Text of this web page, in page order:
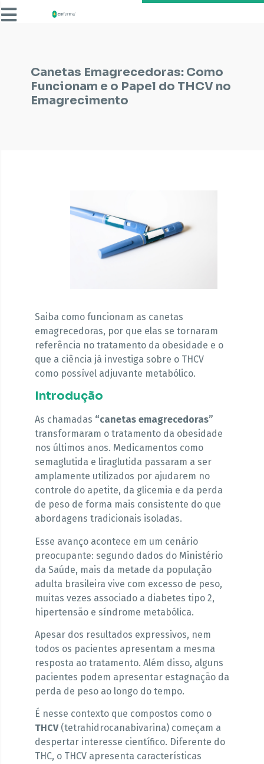
Canetas Emagrecedoras: Como
Funcionam e o Papel do THCV no
Emagrecimento
Saiba como funcionam as canetas
emagrecedoras, por que elas se tornaram
referência no tratamento da obesidade e o
que a ciência já investiga sobre o THCV
como possível adjuvante metabólico.
Introdução
As chamadas “canetas emagrecedoras”
transformaram o tratamento da obesidade
nos últimos anos. Medicamentos como
semaglutida e liraglutida passaram a ser
amplamente utilizados por ajudarem no
controle do apetite, da glicemia e da perda
de peso de forma mais consistente do que
abordagens tradicionais isoladas.
Esse avanço acontece em um cenário
preocupante: segundo dados do Ministério
da Saúde, mais da metade da população
adulta brasileira vive com excesso de peso,
muitas vezes associado a diabetes tipo 2,
hipertensão e síndrome metabólica.
Apesar dos resultados expressivos, nem
todos os pacientes apresentam a mesma
resposta ao tratamento. Além disso, alguns
pacientes podem apresentar estagnação da
perda de peso ao longo do tempo.
É nesse contexto que compostos como o
THCV (tetrahidrocanabivarina) começam a
despertar interesse científico. Diferente do
THC, o THCV apresenta características